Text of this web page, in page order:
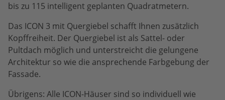
bis zu 115 intelligent geplanten Quadratmetern.
Das ICON 3 mit Quergiebel schafft Ihnen zusätzlich
Kopffreiheit. Der Quergiebel ist als Sattel- oder
Pultdach möglich und unterstreicht die gelungene
Architektur so wie die ansprechende Farbgebung der
Fassade.
Übrigens: Alle ICON-Häuser sind so individuell wie